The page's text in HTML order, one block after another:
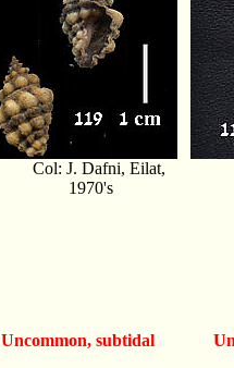
Col: J. Dafni, Eilat,
1970's
Uncommon, subtidal